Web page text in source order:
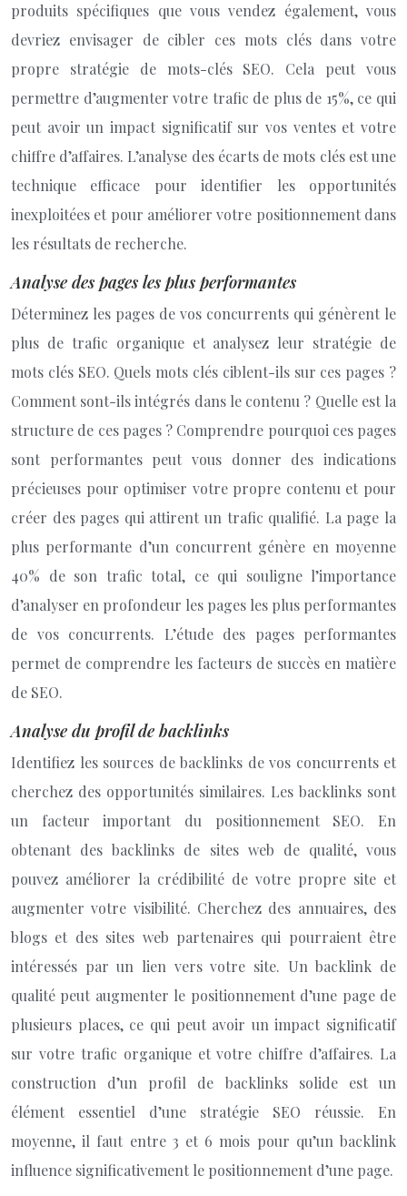
produits spécifiques que vous vendez également, vous
devriez envisager de cibler ces mots clés dans votre
propre stratégie de mots-clés SEO. Cela peut vous
permettre d’augmenter votre trafic de plus de 15%, ce qui
peut avoir un impact significatif sur vos ventes et votre
chiffre d’affaires. L’analyse des écarts de mots clés est une
technique efficace pour identifier les opportunités
inexploitées et pour améliorer votre positionnement dans
les résultats de recherche.
Analyse des pages les plus performantes
Déterminez les pages de vos concurrents qui génèrent le
plus de trafic organique et analysez leur stratégie de
mots clés SEO. Quels mots clés ciblent-ils sur ces pages ?
Comment sont-ils intégrés dans le contenu ? Quelle est la
structure de ces pages ? Comprendre pourquoi ces pages
sont performantes peut vous donner des indications
précieuses pour optimiser votre propre contenu et pour
créer des pages qui attirent un trafic qualifié. La page la
plus performante d’un concurrent génère en moyenne
40% de son trafic total, ce qui souligne l’importance
d’analyser en profondeur les pages les plus performantes
de vos concurrents. L’étude des pages performantes
permet de comprendre les facteurs de succès en matière
de SEO.
Analyse du profil de backlinks
Identifiez les sources de backlinks de vos concurrents et
cherchez des opportunités similaires. Les backlinks sont
un facteur important du positionnement SEO. En
obtenant des backlinks de sites web de qualité, vous
pouvez améliorer la crédibilité de votre propre site et
augmenter votre visibilité. Cherchez des annuaires, des
blogs et des sites web partenaires qui pourraient être
intéressés par un lien vers votre site. Un backlink de
qualité peut augmenter le positionnement d’une page de
plusieurs places, ce qui peut avoir un impact significatif
sur votre trafic organique et votre chiffre d’affaires. La
construction d’un profil de backlinks solide est un
élément essentiel d’une stratégie SEO réussie. En
moyenne, il faut entre 3 et 6 mois pour qu’un backlink
influence significativement le positionnement d’une page.